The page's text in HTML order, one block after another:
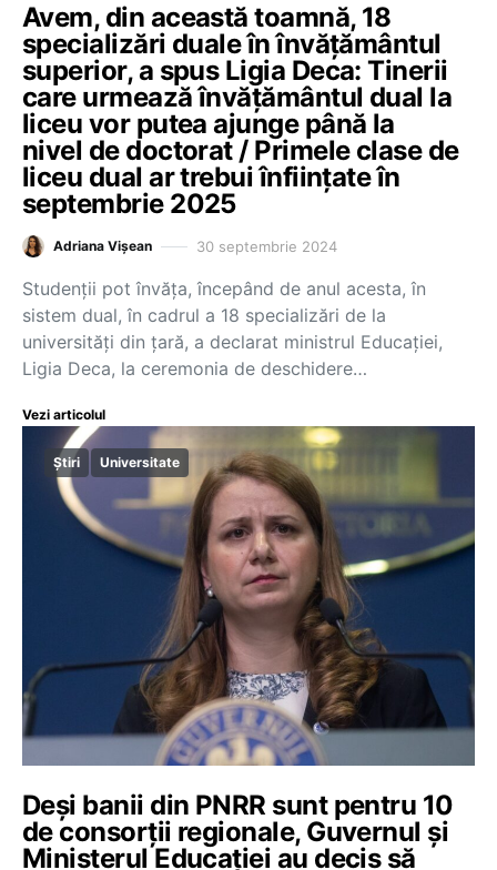
Avem, din această toamnă, 18
specializări duale în învățământul
superior, a spus Ligia Deca: Tinerii
care urmează învățământul dual la
liceu vor putea ajunge până la
nivel de doctorat / Primele clase de
liceu dual ar trebui înființate în
septembrie 2025
Adriana Vișean 30 septembrie 2024
Studenții pot învăța, începând de anul acesta, în
sistem dual, în cadrul a 18 specializări de la
universități din țară, a declarat ministrul Educației,
Ligia Deca, la ceremonia de deschidere…
Vezi articolul
Știri Universitate
Deși banii din PNRR sunt pentru 10
de consorții regionale, Guvernul și
Ministerul Educației au decis să